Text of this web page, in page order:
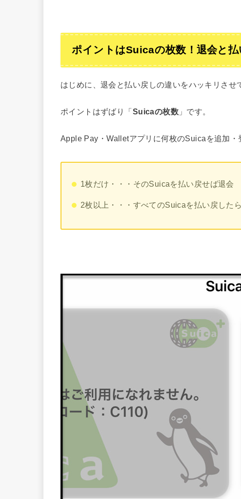
ポイントはSuicaの枚数！退会と
はじめに、退会と払い戻しの違いをハッキリさせ
ポイントはずばり「Suicaの枚数 」です。
Apple Pay・Walletアプリに何枚のSuicaを追加・
1枚だけ・・・そのSuicaを払い戻せば退会
2枚以上・・・すべてのSuicaを払い戻した